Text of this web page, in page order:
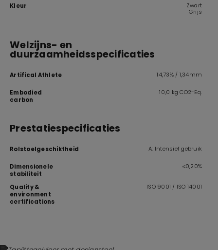
Kleur
Zwart
Grijs
Welzijns- en
duurzaamheidsspecificaties
Artifical Athlete 14,73% / 1,34mm
Embodied
carbon
10,0 kg CO2-Eq.
Prestatiespecificaties
Rolstoelgeschiktheid A: Intensief gebruik
Dimensionele
stabiliteit
≤0,20%
Quality &
environment
certifications
ISO 9001 / ISO 14001